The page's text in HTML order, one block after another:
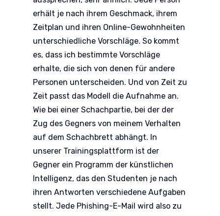
erhält je nach ihrem Geschmack, ihrem
Zeitplan und ihren Online-Gewohnheiten
unterschiedliche Vorschläge. So kommt
es, dass ich bestimmte Vorschläge
erhalte, die sich von denen für andere
Personen unterscheiden. Und von Zeit zu
Zeit passt das Modell die Aufnahme an.
Wie bei einer Schachpartie, bei der der
Zug des Gegners von meinem Verhalten
auf dem Schachbrett abhängt. In
unserer Trainingsplattform ist der
Gegner ein Programm der künstlichen
Intelligenz, das den Studenten je nach
ihren Antworten verschiedene Aufgaben
stellt. Jede Phishing-E-Mail wird also zu